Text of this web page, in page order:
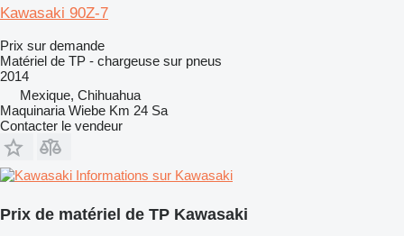
Kawasaki 90Z-7
Prix sur demande
Matériel de TP - chargeuse sur pneus
2014
Mexique, Chihuahua
Maquinaria Wiebe Km 24 Sa
Contacter le vendeur
Informations sur Kawasaki
Prix de matériel de TP Kawasaki